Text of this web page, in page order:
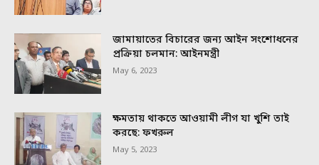
জামায়াতের বিচারের জন্য আইন সংশোধনের
প্রক্রিয়া চলমান: আইনমন্ত্রী
May 6, 2023
ক্ষমতায় থাকতে আওয়ামী লীগ যা খুশি তাই
করছে: ফখরুল
May 5, 2023